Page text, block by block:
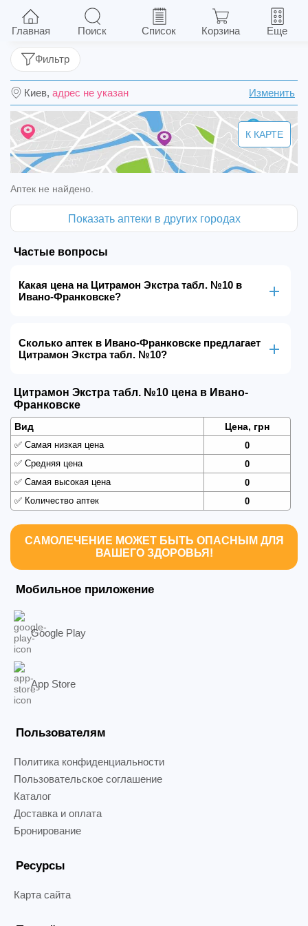
Цитрамон Экстра табл. №10
Киев, адрес не указан Изменить
Фильтр
К КАРТЕ
Аптек не найдено.
Показать аптеки в других городах
Частые вопросы
Какая цена на Цитрамон Экстра табл. №10 в
Ивано-Франковске?
Сколько аптек в Ивано-Франковске предлагает
Цитрамон Экстра табл. №10?
Цитрамон Экстра табл. №10 цена в Ивано-
Франковске
Вид Цена, грн
✅ Самая низкая цена
0
✅ Средняя цена
0
✅ Самая высокая цена
0
✅ Количество аптек 0
САМОЛЕЧЕНИЕ МОЖЕТ БЫТЬ ОПАСНЫМ ДЛЯ
ВАШЕГО ЗДОРОВЬЯ!
Мобильное приложение
Google Play
App Store
Пользователям
Политика конфиденциальности
Пользовательское соглашение
Каталог
Доставка и оплата
Бронирование
Ресурсы
Карта сайта
Главная Поиск Список Корзина Еще